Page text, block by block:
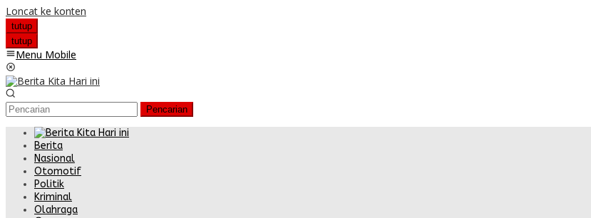
Loncat ke konten
tutup
tutup
Menu Mobile
Pencarian
Berita
Nasional
Otomotif
Politik
Kriminal
Olahraga